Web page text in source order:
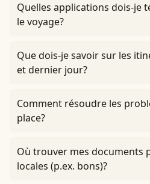
Quelles applications dois-je
le voyage?
Que dois-je savoir sur les
et dernier jour?
Comment résoudre les
place?
Où trouver mes documents
locales (p.ex. bons)?